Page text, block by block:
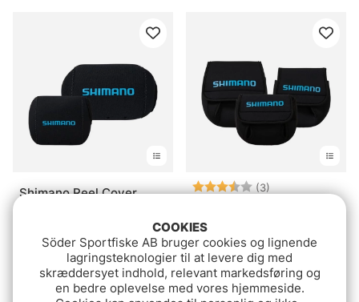
Shimano Reel Cover
Vurdering:(3)3.7 ud af 5
Spinning
fr.119.90 DKK
COOKIES
Söder Sportfiske AB bruger cookies og lignende
lagringsteknologier til at levere dig med
skræddersyet indhold, relevant markedsføring og
en bedre oplevelse med vores hjemmeside.